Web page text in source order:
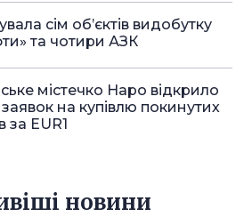
сім об’єктів видобутку
та чотири АЗК
містечко Наро відкрило
на купівлю покинутих
за EUR1
новини